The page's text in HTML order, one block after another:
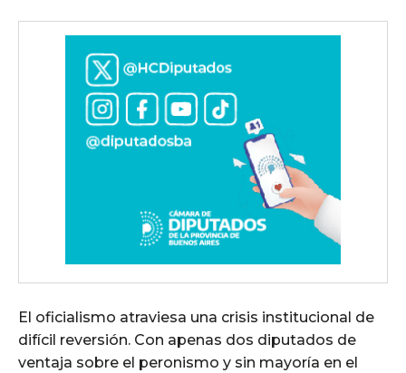
El oficialismo atraviesa una crisis institucional de
difícil reversión. Con apenas dos diputados de
ventaja sobre el peronismo y sin mayoría en el